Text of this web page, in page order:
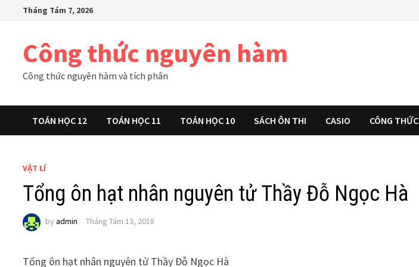
Tháng Tám 7, 2026
Công thức nguyên hàm
Công thức nguyên hàm và tích phân
TOÁN HỌC 12 TOÁN HỌC 11 TOÁN HỌC 10 SÁCH ÔN THI CASIO CÔNG THỨC
VẬT LÍ
Tổng ôn hạt nhân nguyên tử Thầy Đỗ Ngọc Hà
byadmin Tháng Tám 13, 2018
Tổng ôn hạt nhân nguyên tử Thầy Đỗ Ngọc Hà